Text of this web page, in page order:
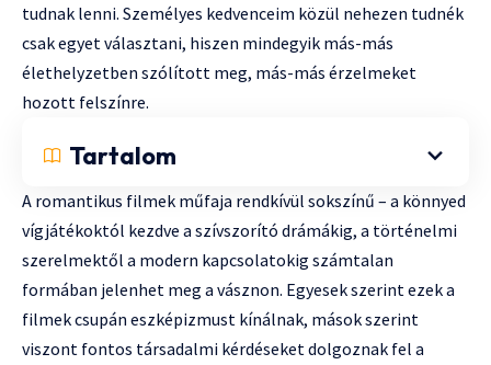
tudnak lenni. Személyes kedvenceim közül nehezen tudnék
csak egyet választani, hiszen mindegyik más-más
élethelyzetben szólított meg, más-más érzelmeket
hozott felszínre.
Tartalom
A romantikus filmek műfaja rendkívül sokszínű – a könnyed
vígjátékoktól kezdve a szívszorító drámákig, a történelmi
szerelmektől a modern kapcsolatokig számtalan
formában jelenhet meg a vásznon. Egyesek szerint ezek a
filmek csupán eszképizmust kínálnak, mások szerint
viszont fontos társadalmi kérdéseket dolgoznak fel a